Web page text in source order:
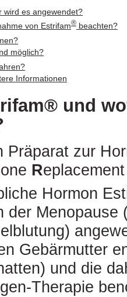
wird es angewendet?
von Estrifam® beachten?
möglich?
Informationen
und
Präparat zur
R
Hormon
der Menopause
Gebärmutter
und die
Therapie